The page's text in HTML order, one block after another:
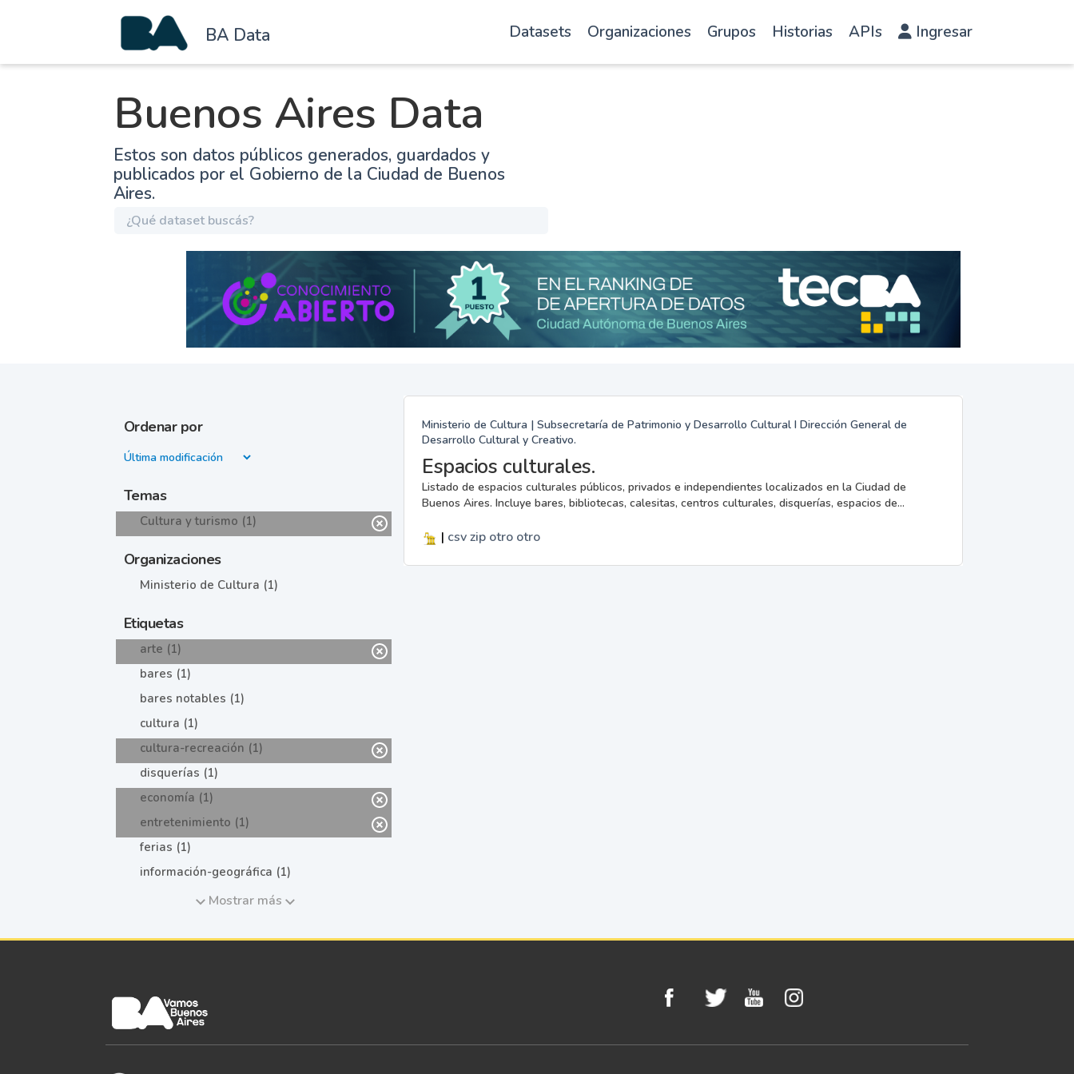
BA Data Datasets Organizaciones Grupos Historias APIs Ingresar
Buenos Aires Data
Estos son datos públicos generados, guardados y
publicados por el Gobierno de la Ciudad de Buenos
Aires.
Ordenar por
Temas
Cultura y turismo (1)
Organizaciones
Ministerio de Cultura (1)
Etiquetas
arte (1)
bares (1)
bares notables (1)
cultura (1)
cultura-recreación (1)
disquerías (1)
economía (1)
entretenimiento (1)
ferias (1)
información-geográfica (1)
Mostrar más
Ministerio de Cultura | Subsecretaría de Patrimonio y Desarrollo Cultural I Dirección General de
Desarrollo Cultural y Creativo.
Espacios culturales.
Listado de espacios culturales públicos, privados e independientes localizados en la Ciudad de
Buenos Aires. Incluye bares, bibliotecas, calesitas, centros culturales, disquerías, espacios de...
| csvzip otro otro